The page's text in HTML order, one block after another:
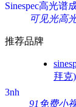
Sinespec高光谱
可见光高
推荐品牌
拜克)
3nh
91免费小